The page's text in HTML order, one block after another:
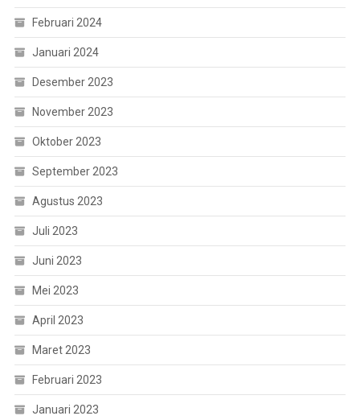
Februari 2024
Januari 2024
Desember 2023
November 2023
Oktober 2023
September 2023
Agustus 2023
Juli 2023
Juni 2023
Mei 2023
April 2023
Maret 2023
Februari 2023
Januari 2023